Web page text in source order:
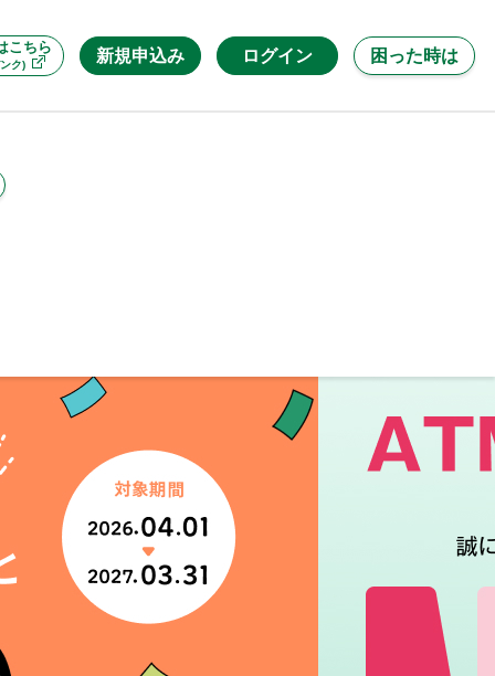
こちら
ク) 新規申込み ログイン 困った時は